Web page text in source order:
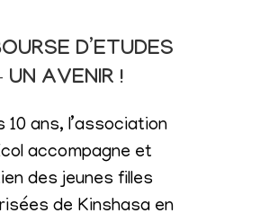
D’ETUDES
UN AVENIR !
10 ans, l’association
accompagne et
des jeunes filles
de Kinshasa en